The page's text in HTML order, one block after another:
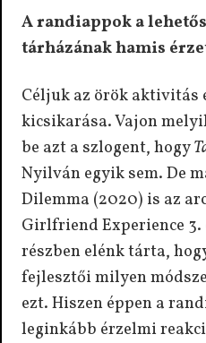
A randiappok a
tárházának hamis
Céljuk az örök aktivitás
kicsikarása. Vajon
be azt a szlogent, hogy
Nyilván egyik sem. De
Dilemma (2020) is az
Girlfriend Experience
részben elénk tárta,
fejlesztői milyen
ezt. Hiszen éppen a
leginkább érzelmi